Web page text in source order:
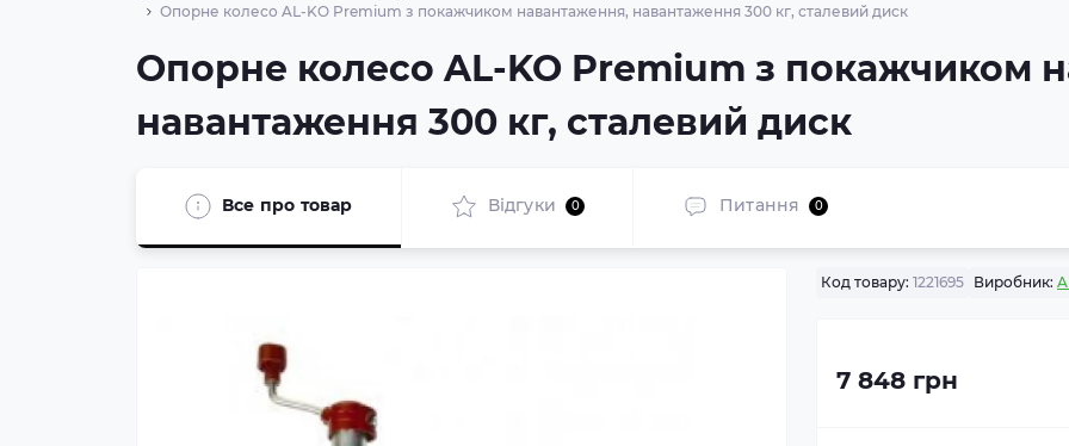
Опорне колесо AL-KO Premium з покажчиком навантаження, навантаження 300 кг, сталевий диск
Опорне колесо AL-KO Premium з покажчиком
навантаження 300 кг, сталевий диск
Все про товар Відгуки 0 Питання 0
Код товару: 1221695 Виробник:
7 848 грн